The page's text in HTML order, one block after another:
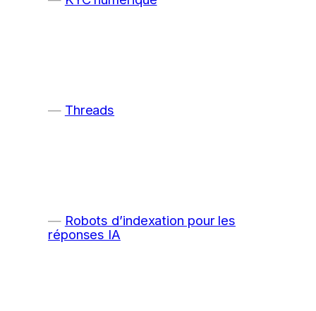
Threads
Robots d’indexation pour les
réponses IA